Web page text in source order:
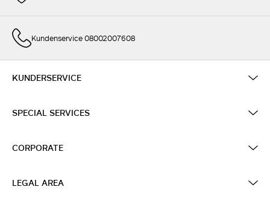
Kundenservice 08002007608
KUNDERSERVICE
SPECIAL SERVICES
CORPORATE
LEGAL AREA